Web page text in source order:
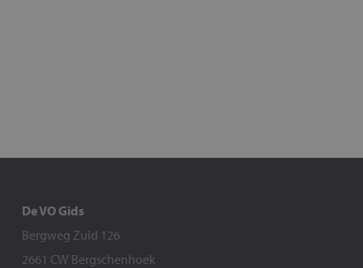
De VO Gids
Bergweg Zuid 126
2661 CW Bergschenhoek